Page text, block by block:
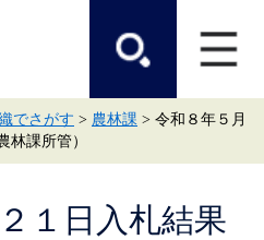
でさがす > 農林課 > 令和８年５月
林課所管）
１日入札結果